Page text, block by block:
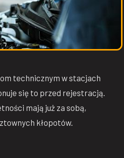
technicznym w stacjach
się to przed rejestracją.
mają już za sobą,
kłopotów.